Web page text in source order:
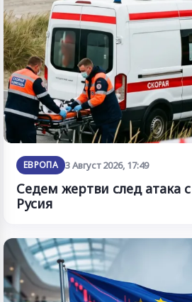
ЕВРОПА 3 Август 2026, 17:49
Седем жертви след атака
Русия